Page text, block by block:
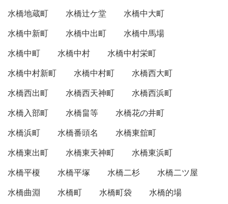
水橋地蔵町
水橋辻ケ堂
水橋中大町
水橋中新町
水橋中出町
水橋中馬場
水橋中町
水橋中村
水橋中村栄町
水橋中村新町
水橋中村町
水橋西大町
水橋西出町
水橋西天神町
水橋西浜町
水橋入部町
水橋畠等
水橋花の井町
水橋浜町
水橋番頭名
水橋東舘町
水橋東出町
水橋東天神町
水橋東浜町
水橋平榎
水橋平塚 水橋二杉
水橋二ツ屋
水橋曲淵
水橋町 水橋町袋
水橋的場